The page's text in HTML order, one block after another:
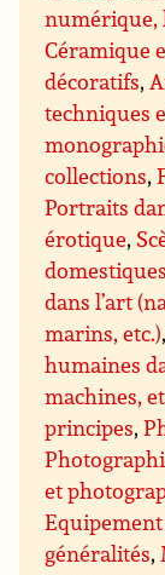
numérique,
Céramique
décoratifs,
techniques
collections,
Portraits
érotique,
dans l’art
marins, etc.)
humaines
machines,
principes,
et
généralités,